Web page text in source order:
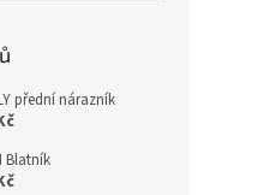
přední nárazník
Blatník